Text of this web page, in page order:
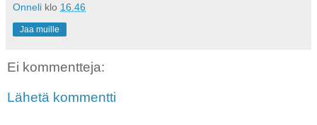
Onneli klo 16.46
Jaa muille
Ei kommentteja:
Lähetä kommentti